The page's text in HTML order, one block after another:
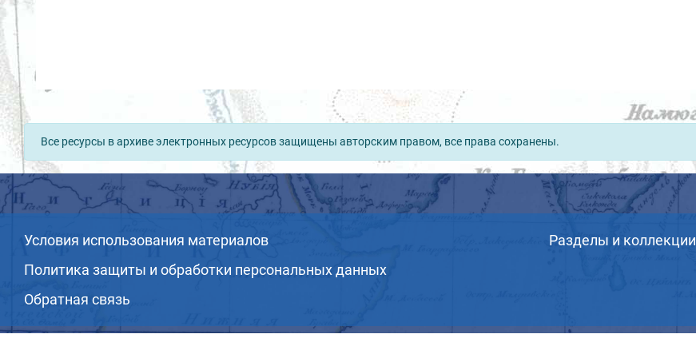
Все ресурсы в архиве электронных ресурсов защищены авторским правом, все права сохранены.
Условия использования материалов
Политика защиты и обработки персональных данных
Обратная связь
Разделы и коллекции